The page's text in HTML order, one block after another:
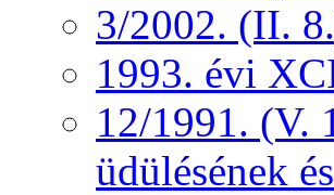
3/2002. (II.
1993. évi
12/1991. (V.
üdülésének